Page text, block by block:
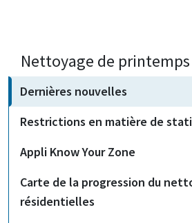
Nettoyage de printemps
Dernières nouvelles
Restrictions en matière de
Appli Know Your Zone
Carte de la progression du
résidentielles